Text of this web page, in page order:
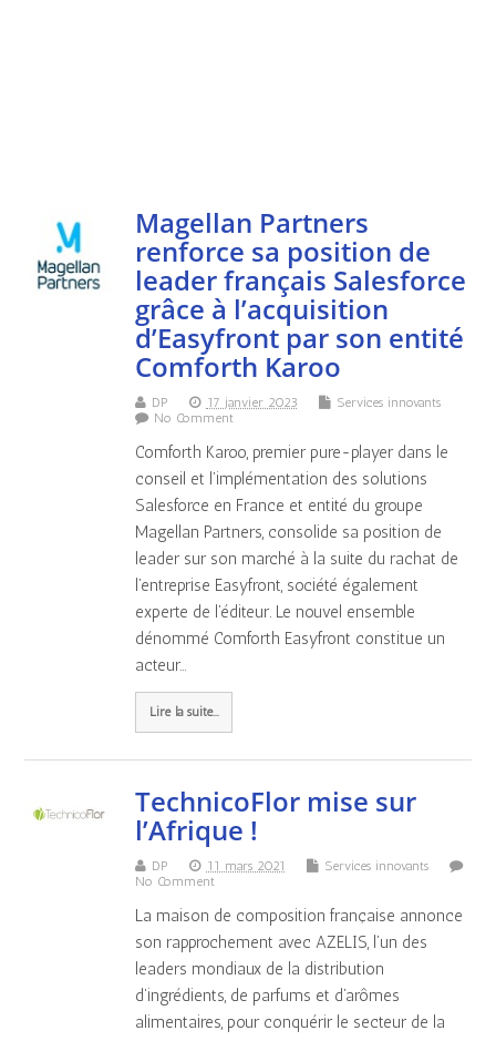
Magellan Partners
renforce sa position de
leader français Salesforce
grâce à l’acquisition
d’Easyfront par son entité
Comforth Karoo
DP 17 janvier 2023
Services innovants
No Comment
Comforth Karoo, premier pure-player dans le
conseil et l’implémentation des solutions
Salesforce en France et entité du groupe
Magellan Partners, consolide sa position de
leader sur son marché à la suite du rachat de
l’entreprise Easyfront, société également
experte de l’éditeur. Le nouvel ensemble
dénommé Comforth Easyfront constitue un
acteur…
Lire la suite...
TechnicoFlor mise sur
l’Afrique !
DP 11 mars 2021
Services innovants
No Comment
La maison de composition française annonce
son rapprochement avec AZELIS, l’un des
leaders mondiaux de la distribution
d’ingrédients, de parfums et d’arômes
alimentaires, pour conquérir le secteur de la